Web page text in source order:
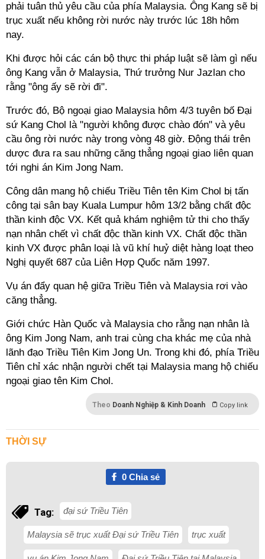
phải tuân thủ yêu cầu của phía Malaysia. Ông Kang sẽ bị
trục xuất nếu không rời nước này trước lúc 18h hôm
nay.
Khi được hỏi các cán bộ thực thi pháp luật sẽ làm gì nếu
ông Kang vẫn ở Malaysia, Thứ trưởng Nur Jazlan cho
rằng "ông ấy sẽ rời đi".
Trước đó, Bộ ngoại giao Malaysia hôm 4/3 tuyên bố Đại
sứ Kang Chol là "người không được chào đón" và yêu
cầu ông rời nước này trong vòng 48 giờ. Động thái trên
dược đưa ra sau những căng thẳng ngoại giao liên quan
tới nghi án Kim Jong Nam.
Công dân mang hộ chiếu Triều Tiên tên Kim Chol bị tấn
công tại sân bay Kuala Lumpur hôm 13/2 bằng chất độc
thần kinh độc VX. Kết quả khám nghiệm tử thi cho thấy
nạn nhân chết vì chất độc thần kinh VX. Chất độc thần
kinh VX được phân loại là vũ khí huỷ diệt hàng loạt theo
Nghị quyết 687 của Liên Hợp Quốc năm 1997.
Vụ án đẩy quan hệ giữa Triều Tiên và Malaysia rơi vào
căng thẳng.
Giới chức Hàn Quốc và Malaysia cho rằng nạn nhân là
ông Kim Jong Nam, anh trai cùng cha khác mẹ của nhà
lãnh đạo Triều Tiên Kim Jong Un. Trong khi đó, phía Triều
Tiên chỉ xác nhận người chết tại Malaysia mang hộ chiếu
ngoại giao tên Kim Chol.
Theo Doanh Nghiệp & Kinh Doanh Copy link
THỜI SỰ
0Chia sẻ
Tag: đại sứ Triều Tiên
Malaysia sẽ trục xuất Đại sứ Triều Tiên trục xuất